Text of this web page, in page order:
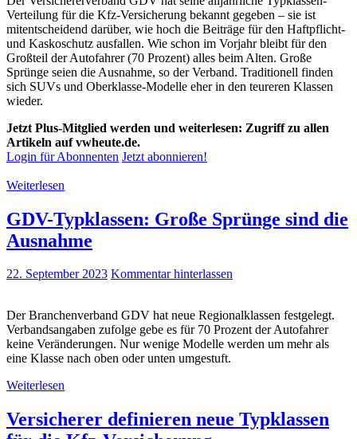
Verteilung für die Kfz-Versicherung bekannt gegeben – sie ist
mitentscheidend darüber, wie hoch die Beiträge für den Haftpflicht-
und Kaskoschutz ausfallen. Wie schon im Vorjahr bleibt für den
Großteil der Autofahrer (70 Prozent) alles beim Alten. Große
Sprünge seien die Ausnahme, so der Verband. Traditionell finden
sich SUVs und Oberklasse-Modelle eher in den teureren Klassen
wieder.
Jetzt Plus-Mitglied werden und weiterlesen: Zugriff zu allen
Artikeln auf vwheute.de.
Login für Abonnenten Jetzt abonnieren!
Weiterlesen
GDV-Typklassen: Große Sprünge sind die
Ausnahme
22. September 2023 Kommentar hinterlassen
Der Branchenverband GDV hat neue Regionalklassen festgelegt.
Verbandsangaben zufolge gebe es für 70 Prozent der Autofahrer
keine Veränderungen. Nur wenige Modelle werden um mehr als
eine Klasse nach oben oder unten umgestuft.
Weiterlesen
Versicherer definieren neue Typklassen